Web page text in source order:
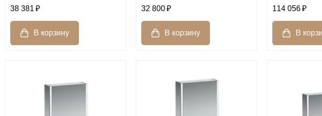
38 381 32 800 114 056